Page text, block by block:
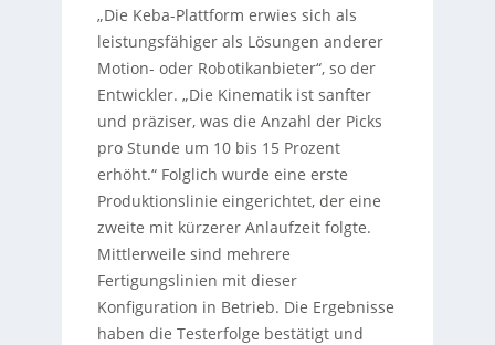
„Die Keba-Plattform erwies sich als
leistungsfähiger als Lösungen anderer
Motion- oder Robotikanbieter“, so der
Entwickler. „Die Kinematik ist sanfter
und präziser, was die Anzahl der Picks
pro Stunde um 10 bis 15 Prozent
erhöht.“ Folglich wurde eine erste
Produktionslinie eingerichtet, der eine
zweite mit kürzerer Anlaufzeit folgte.
Mittlerweile sind mehrere
Fertigungslinien mit dieser
Konfiguration in Betrieb. Die Ergebnisse
haben die Testerfolge bestätigt und